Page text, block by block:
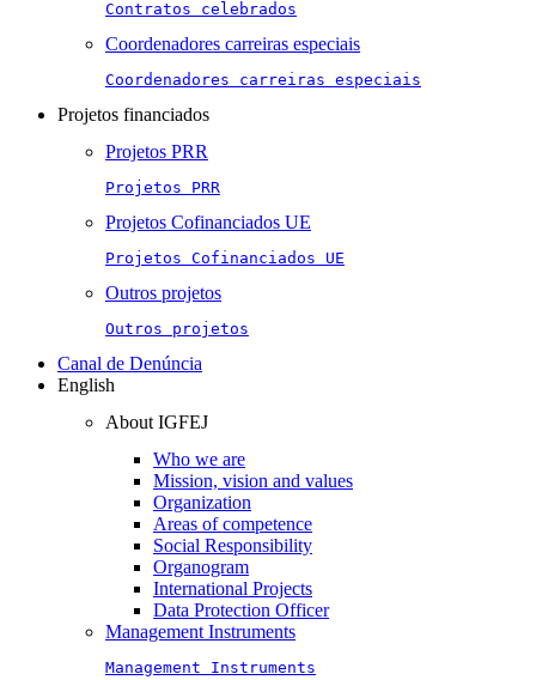
Contratos celebrados
Coordenadores carreiras especiais
Coordenadores carreiras especiais
Projetos financiados
Projetos PRR
Projetos PRR
Projetos Cofinanciados UE
Projetos Cofinanciados UE
Outros projetos
Outros projetos
Canal de Denúncia
English
About IGFEJ
Who we are
Mission, vision and values
Organization
Areas of competence
Social Responsibility
Organogram
International Projects
Data Protection Officer
Management Instruments
Management Instruments